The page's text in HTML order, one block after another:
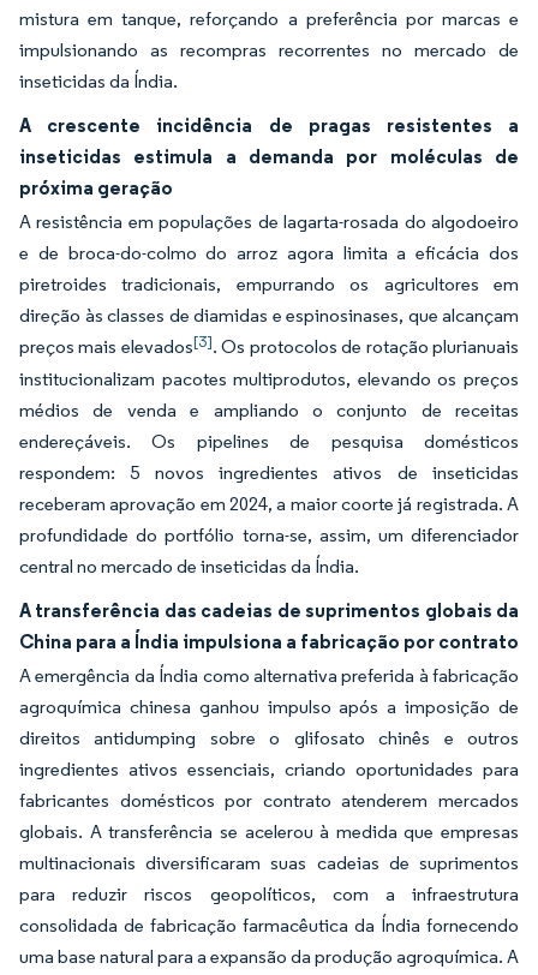
mistura em tanque, reforçando a preferência por marcas e
impulsionando as recompras recorrentes no mercado de
inseticidas da Índia.
A crescente incidência de pragas resistentes a
inseticidas estimula a demanda por moléculas de
próxima geração
A resistência em populações de lagarta-rosada do algodoeiro
e de broca-do-colmo do arroz agora limita a eficácia dos
piretroides tradicionais, empurrando os agricultores em
direção às classes de diamidas e espinosinases, que alcançam
preços mais elevados[3]. Os protocolos de rotação plurianuais
institucionalizam pacotes multiprodutos, elevando os preços
médios de venda e ampliando o conjunto de receitas
endereçáveis. Os pipelines de pesquisa domésticos
respondem: 5 novos ingredientes ativos de inseticidas
receberam aprovação em 2024, a maior coorte já registrada. A
profundidade do portfólio torna-se, assim, um diferenciador
central no mercado de inseticidas da Índia.
A transferência das cadeias de suprimentos globais da
China para a Índia impulsiona a fabricação por contrato
A emergência da Índia como alternativa preferida à fabricação
agroquímica chinesa ganhou impulso após a imposição de
direitos antidumping sobre o glifosato chinês e outros
ingredientes ativos essenciais, criando oportunidades para
fabricantes domésticos por contrato atenderem mercados
globais. A transferência se acelerou à medida que empresas
multinacionais diversificaram suas cadeias de suprimentos
para reduzir riscos geopolíticos, com a infraestrutura
consolidada de fabricação farmacêutica da Índia fornecendo
uma base natural para a expansão da produção agroquímica. A